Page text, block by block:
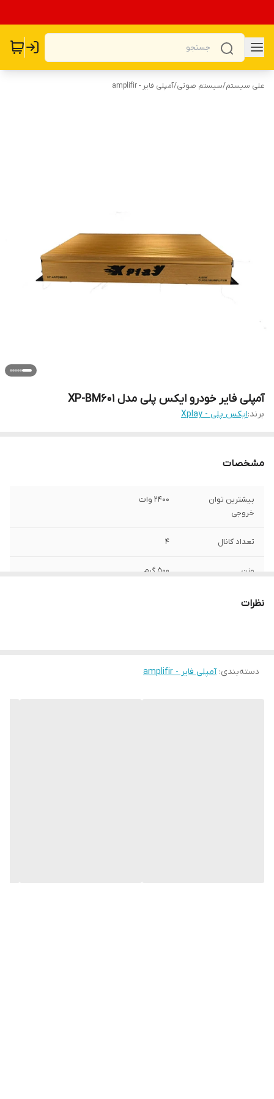
علی سیستم/سیستم صوتی/آمپلی فایر - amplifir
آمپلی فایر خودرو ایکس پلی مدل XP-BM601
برند:ایکس پلی - Xplay
مشخصات
بیشترین توان
خروجی
2400 وات
تعداد کانال 4
وزن 500 گرم
ویژگی‌های آمپلی‌فایرنظرات
دسته‌بندی:آمپلی فایر - amplifir